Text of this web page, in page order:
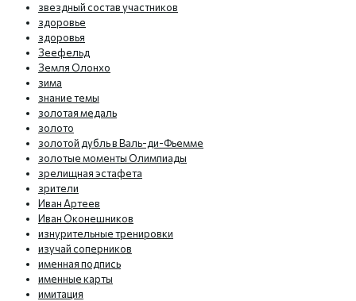
звездный состав участников
здоровье
здоровья
Зеефельд
Земля Олонхо
зима
знание темы
золотая медаль
золото
золотой дубль в Валь-ди-Фьемме
золотые моменты Олимпиады
зрелищная эстафета
зрители
Иван Артеев
Иван Оконешников
изнурительные тренировки
изучай соперников
именная подпись
именные карты
имитация